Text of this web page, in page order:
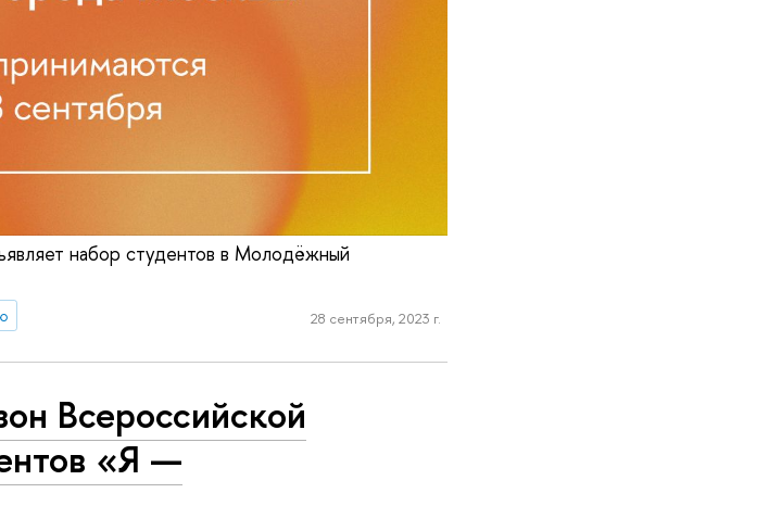
набор студентов в Молодёжный
28 сентября, 2023 г.
Всероссийской
«Я —